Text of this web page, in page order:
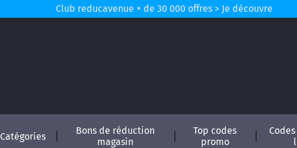
Club reducavenue + de 30 000 offres > Je découvre
Catégories
Bons de réduction
magasin
Top codes
promo